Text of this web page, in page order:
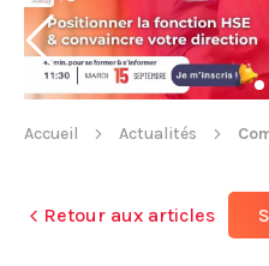
Accueil Actualités
Retour aux articles